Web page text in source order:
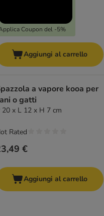
Coupon del -5%
Aggiungi al carrello
a vapore kooa per
o gatti
20 x L 12 x H 7 cm
€
Rated
Aggiungi al carrello